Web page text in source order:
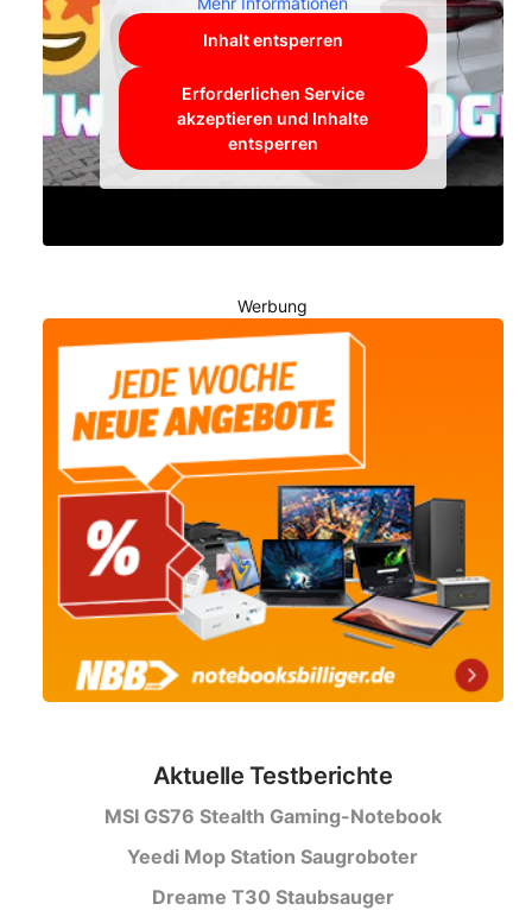
Inhalt entsperren
Erforderlichen Service
akzeptieren und Inhalte
entsperren
Werbung
Aktuelle Testberichte
MSI GS76 Stealth Gaming-Notebook
Yeedi Mop Station Saugroboter
Dreame T30 Staubsauger